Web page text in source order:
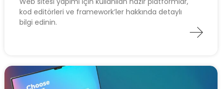
kod editörleri ve framework’ler hakkında detaylı
bilgi edinin.